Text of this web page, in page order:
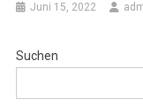
Juni 15, 2022
Suchen